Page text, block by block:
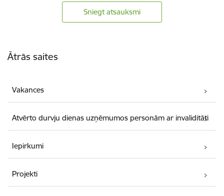
Sniegt atsauksmi
Ātrās saites
Vakances
Atvērto durvju dienas uzņēmumos personām ar invaliditāti
Iepirkumi
Projekti